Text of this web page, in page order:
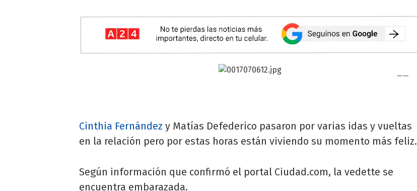
Cinthia Fernández y Matías Defederico pasaron por varias idas y vueltas
en la relación pero por estas horas están viviendo su momento más feliz.
Según información que confirmó el portal Ciudad.com, la vedette se
encuentra embarazada.